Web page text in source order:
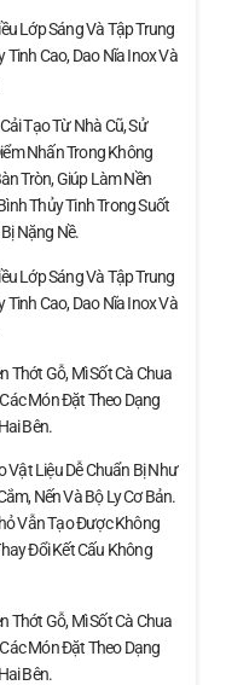
Lớp Sáng Và Tập Trung
Cao, Dao Nĩa Inox Và
Tạo Từ Nhà Cũ, Sử
Nhấn Trong Không
Tròn, Giúp Làm Nền
Thủy Tinh Trong Suốt
Nặng Nề.
Lớp Sáng Và Tập Trung
Cao, Dao Nĩa Inox Và
Thớt Gỗ, Mì Sốt Cà Chua
Món Đặt Theo Dạng
Bên.
Vật Liệu Dễ Chuẩn Bị Như
Nến Và Bộ Ly Cơ Bản.
Vẫn Tạo Được Không
Đổi Kết Cấu Không
Thớt Gỗ, Mì Sốt Cà Chua
Món Đặt Theo Dạng
Bên.